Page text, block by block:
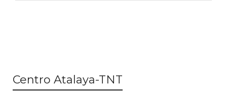
Centro Atalaya-TNT